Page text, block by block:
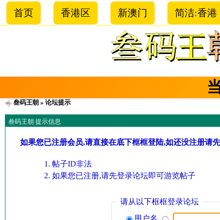
首页 香港区 新澳门 简洁:香港
叁码王朝 » 论坛提示
叁码王朝 提示信息
如果您已注册会员,请直接在底下框框登陆,如还没注册请
帖子ID非法
如果您已注册,请先登录论坛即可游览帖子
请从以下框框登录论坛
用户名